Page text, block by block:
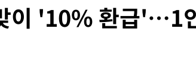
보'…40도 관측 가능성도
이 '10% 환급'…1